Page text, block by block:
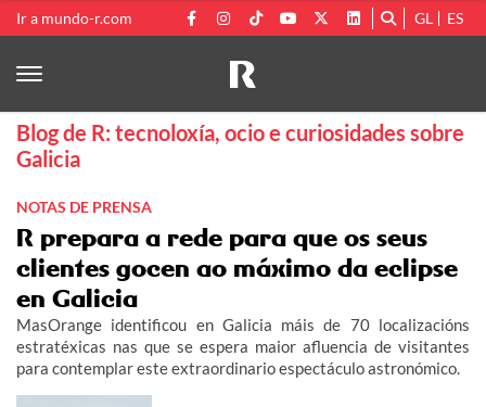
Ir a mundo-r.com GL ES
Blog de R: tecnoloxía, ocio e curiosidades sobre
Galicia
NOTAS DE PRENSA
R prepara a rede para que os seus
clientes gocen ao máximo da eclipse
en Galicia
MasOrange identificou en Galicia máis de 70 localizacións
estratéxicas nas que se espera maior afluencia de visitantes
para contemplar este extraordinario espectáculo astronómico.